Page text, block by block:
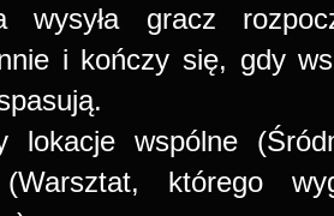
wysyła gracz
i kończy się, gdy
lokacje wspólne
(Warsztat, którego